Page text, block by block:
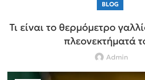
BLOG
Τι είναι το θερμόμετρο
πλεονεκτήματά
Admin